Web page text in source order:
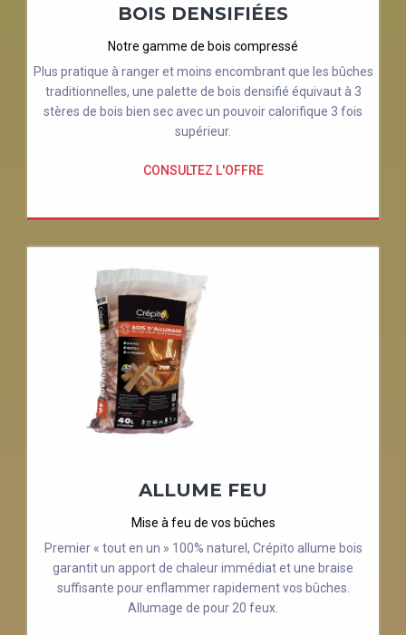
BOIS DENSIFIÉES
Notre gamme de bois compressé
Plus pratique à ranger et moins encombrant que les bûches
traditionnelles, une palette de bois densifié équivaut à 3
stères de bois bien sec avec un pouvoir calorifique 3 fois
supérieur.
CONSULTEZ L'OFFRE
ALLUME FEU
Mise à feu de vos bûches
Premier « tout en un » 100% naturel, Crépito allume bois
garantit un apport de chaleur immédiat et une braise
suffisante pour enflammer rapidement vos bûches.
Allumage de pour 20 feux.